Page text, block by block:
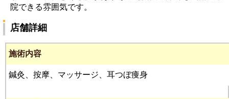
院できる雰囲気です。
店舗詳細
施術内容
鍼灸、按摩、マッサージ、耳つぼ痩身